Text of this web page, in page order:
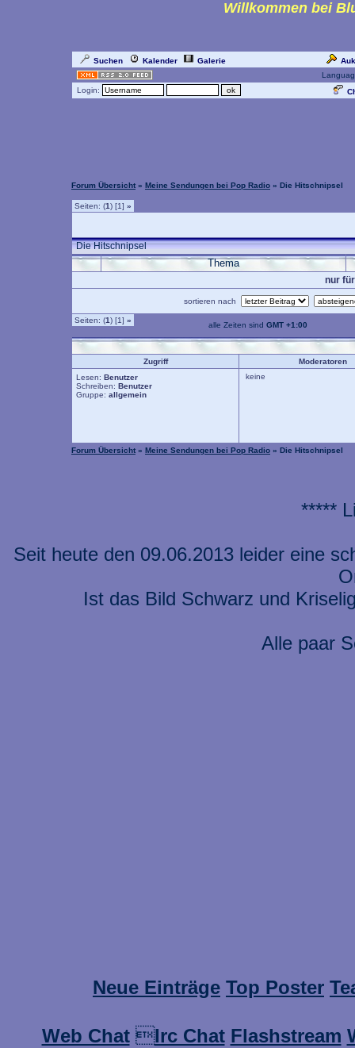
Willkommen bei
Suchen Kalender Galerie
Login:
Forum Übersicht » Meine Sendungen bei Pop Radio » Die Hitschnipsel
Seiten: (1) [1] »
Die Hitschnipsel
Thema
nur
sortieren nach
Seiten: (1) [1] »
alle Zeiten sind GMT +1:00
Zugriff
Moderatoren
Lesen: Benutzer
Schreiben: Benutzer
Gruppe: allgemein
keine
Forum Übersicht » Meine Sendungen bei Pop Radio » Die Hitschnipsel
*****
Seit heute den 09.06.2013 leider eine
Ist das Bild Schwarz und
Alle paar
Neue Einträge Top Poster
Web ChatIrc Chat Flashstream